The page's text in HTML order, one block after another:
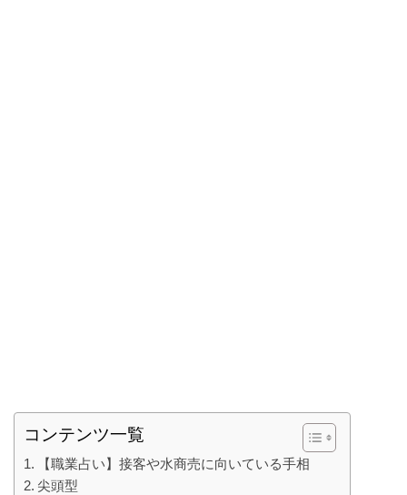
コンテンツ一覧
【職業占い】接客や水商売に向いている手相
尖頭型